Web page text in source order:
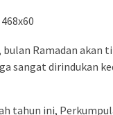
Ramadan akan
sangat dirindukan
tahun ini,